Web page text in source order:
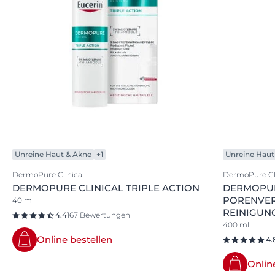
Unreine Haut & Akne +1
DermoPure Clinical
DERMOPURE CLINICAL TRIPLE ACTION
40 ml
4.4167 Bewertungen
Online bestellen
Unreine
DermoPure
400 ml